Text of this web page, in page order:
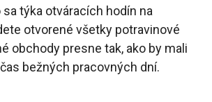
týka otváracích hodín na
otvorené všetky potravinové
obchody presne tak, ako by mali
bežných pracovných dní.